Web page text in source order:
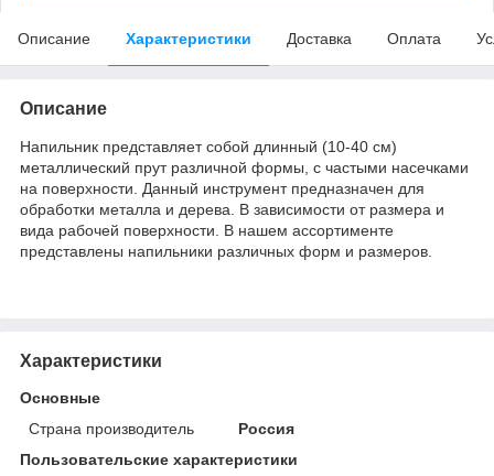
Описание Характеристики Доставка Оплата
Описание
Напильник представляет собой длинный (10-40 см)
металлический прут различной формы, с частыми насечками
на поверхности. Данный инструмент предназначен для
обработки металла и дерева. В зависимости от размера и
вида рабочей поверхности. В нашем ассортименте
представлены напильники различных форм и размеров.
Характеристики
Основные
Страна производитель
Россия
Пользовательские характеристики